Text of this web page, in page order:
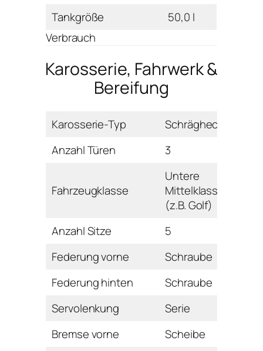
Tankgröße
50,0 l
Verbrauch
Karosserie, Fahrwerk &
Bereifung
Karosserie-Typ
Schrägheck
Anzahl Türen
3
Fahrzeugklasse
Untere
Mittelklasse
(z.B. Golf)
Anzahl Sitze
5
Federung vorne
Schraube
Federung hinten
Schraube
Servolenkung
Serie
Bremse vorne
Scheibe